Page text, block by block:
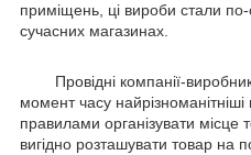
приміщень, ці вироби стали
сучасних магазинах.
Провідні компанії-
момент часу найрізноманітніші
правилами організувати місце
вигідно розташувати товар на